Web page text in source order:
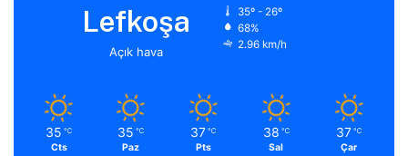
Lefkoşa
Açık hava
35º - 26º
68%
2.96 km/h
35 ℃
Cts
35 ℃
Paz
37 ℃
Pts
38 ℃
Sal
37 ℃
Çar